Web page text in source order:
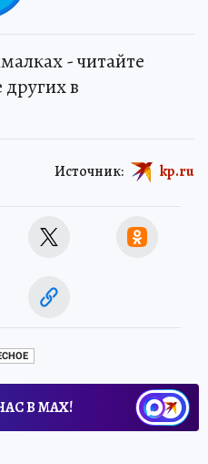
- читайте
в
Источник: kp.ru
В МАХ!